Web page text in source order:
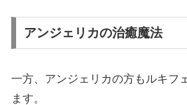
アンジェリカの治癒魔法
一方、アンジェリカの方もルキフ
ます。